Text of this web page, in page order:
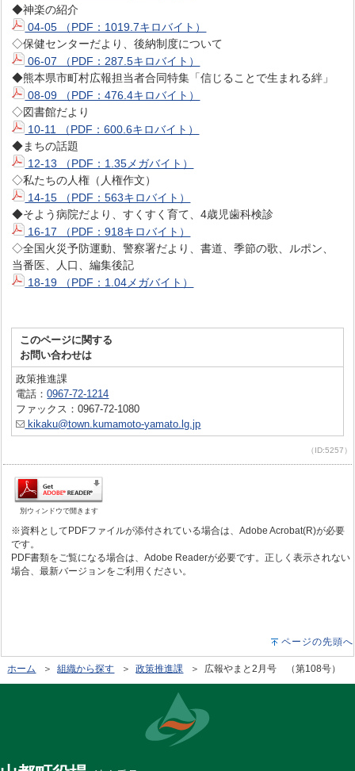
◆神楽の紹介
04-05 （PDF：1019.7キロバイト）
◇保健センターだより、後納制度について
06-07 （PDF：287.5キロバイト）
◆熊本県市町村広報担当者合同特集「信じることで生まれる絆」
08-09 （PDF：476.4キロバイト）
◇図書館だより
10-11 （PDF：600.6キロバイト）
◆まちの話題
12-13 （PDF：1.35メガバイト）
◇私たちの人権（人権作文）
14-15 （PDF：563キロバイト）
◆そよう病院だより、すくすく育て、4歳児歯科検診
16-17 （PDF：918キロバイト）
◇全国火災予防運動、警察署だより、書道、季節の歌、ルポン、
当番医、人口、編集後記
18-19 （PDF：1.04メガバイト）
このページに関する
お問い合わせは
政策推進課
電話：0967-72-1214
ファックス：0967-72-1080
kikaku@town.kumamoto-yamato.lg.jp
（ID:5257）
別ウィンドウで開きます
※資料としてPDFファイルが添付されている場合は、Adobe Acrobat(R)が必要
です。
PDF書類をご覧になる場合は、Adobe Readerが必要です。正しく表示されない
場合、最新バージョンをご利用ください。
ページの先頭へ
ホーム ＞組織から探す ＞政策推進課 ＞ 広報やまと2月号 （第108号）